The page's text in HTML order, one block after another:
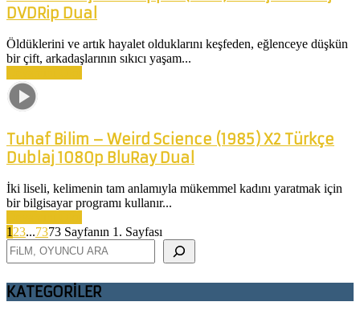
DVDRip Dual
Öldüklerini ve artık hayalet olduklarını keşfeden, eğlenceye düşkün
bir çift, arkadaşlarının sıkıcı yaşam...
Tuhaf Bilim – Weird Science (1985) X2 Türkçe
Dublaj 1080p BluRay Dual
İki liseli, kelimenin tam anlamıyla mükemmel kadını yaratmak için
bir bilgisayar programı kullanır...
1 23...7373 Sayfanın 1. Sayfası
Ara
KATEGORİLER